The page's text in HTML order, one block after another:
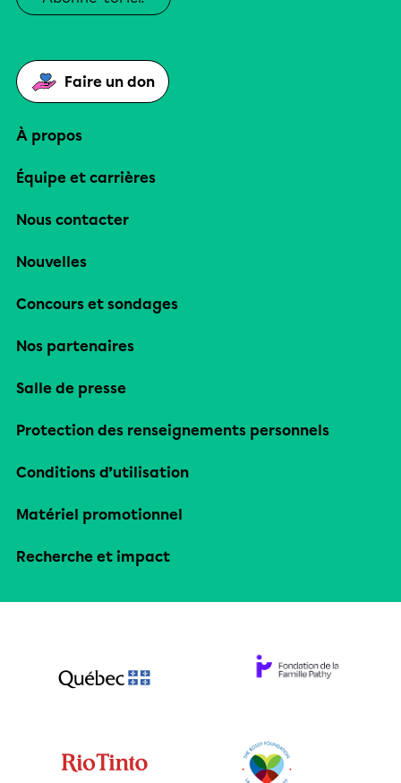
Faire un don
À propos
Équipe et carrières
Nous contacter
Nouvelles
Concours et sondages
Nos partenaires
Salle de presse
Protection des renseignements personnels
Conditions d’utilisation
Matériel promotionnel
Recherche et impact